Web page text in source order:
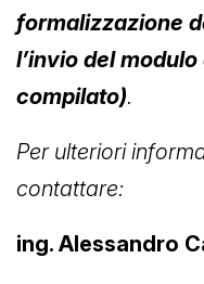
formalizzazione
l’invio del
compilato).
Per ulteriori
contattare:
ing. Alessandro